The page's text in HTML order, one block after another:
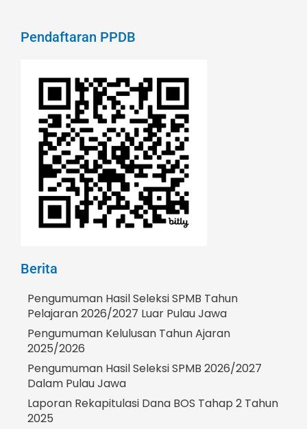
Pendaftaran PPDB
Berita
Pengumuman Hasil Seleksi SPMB Tahun
Pelajaran 2026/2027 Luar Pulau Jawa
Pengumuman Kelulusan Tahun Ajaran
2025/2026
Pengumuman Hasil Seleksi SPMB 2026/2027
Dalam Pulau Jawa
Laporan Rekapitulasi Dana BOS Tahap 2 Tahun
2025